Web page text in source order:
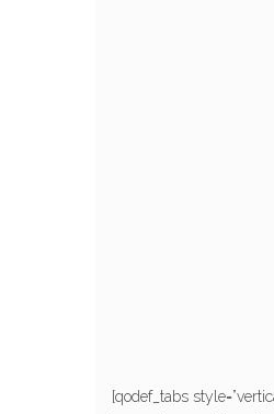
[qodef_tabs